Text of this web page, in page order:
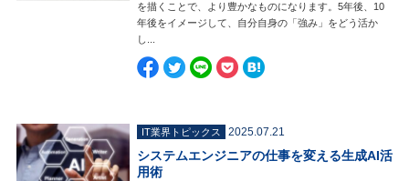
を描くことで、より豊かなものになります。5年後、10
年後をイメージして、自分自身の「強み」をどう活か
し...
IT業界トピックス 2025.07.21
システムエンジニアの仕事を変える生成AI活
用術